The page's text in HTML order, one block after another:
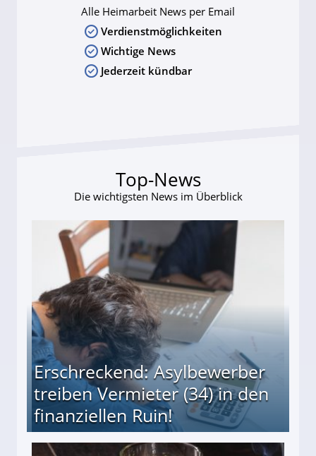
Alle Heimarbeit News per Email
Verdienstmöglichkeiten
Wichtige News
Jederzeit kündbar
Top-News
Die wichtigsten News im Überblick
Erschreckend: Asylbewerber
treiben Vermieter (34) in den
finanziellen Ruin!